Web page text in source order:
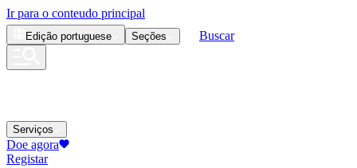
Ir para o conteudo principal
Edição portuguese Seções Buscar
Serviços
Doe agora
Registar